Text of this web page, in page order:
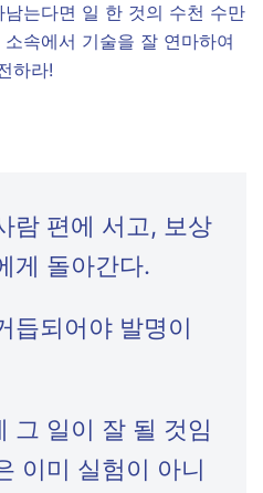
는다면 일 한 것의 수천 수만
속에서 기술을 잘 연마하여
하라!
람 편에 서고, 보상
게 돌아간다.
듭되어야 발명이
그 일이 잘 될 것임
이미 실험이 아니